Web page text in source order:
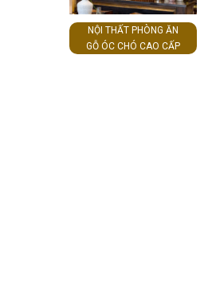
lựa chọn được bác sĩ
khám và siêu âm thai
phù hợp, trải qua 1
NỘI THẤT PHÒNG ĂN
GỖ ÓC CHÓ CAO CẤP